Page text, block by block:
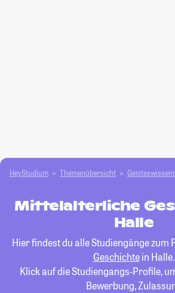
HeyStudium Themenübersicht
Mittelalterliche
Halle
Hier findest du alle Studiengänge zum
Geschichtein Halle.
Klick auf die Studiengangs-Profile,
Bewerbung,